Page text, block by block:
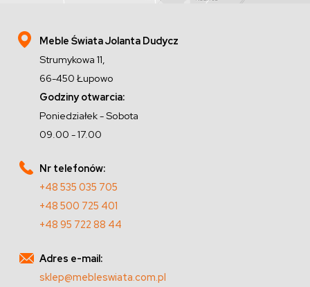
Meble Świata Jolanta Dudycz
Strumykowa 11,
66-450 Łupowo
Godziny otwarcia:
Poniedziałek - Sobota
09.00 - 17.00
Nr telefonów:
+48 535 035 705
+48 500 725 401
+48 95 722 88 44
Adres e-mail:
sklep@mebleswiata.com.pl